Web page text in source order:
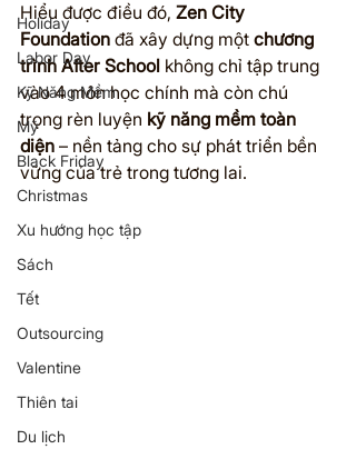
Holiday
Labor Day
Kỹ Năng Mềm
Mỹ
Black Friday
Christmas
Xu hướng học tập
Sách
Tết
Outsourcing
Valentine
Thiên tai
Du lịch
Hiểu được điều đó, Zen City
Foundation đã xây dựng một chương
trình After School không chỉ tập trung
vào 4 môn học chính mà còn chú
trọng rèn luyện kỹ năng mềm toàn
diện – nền tảng cho sự phát triển bền
vững của trẻ trong tương lai.